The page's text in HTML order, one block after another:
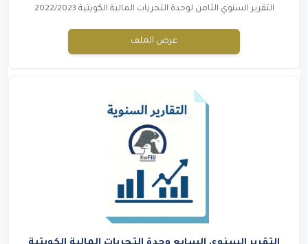
التقرير السنوي الثامن لوحدة التحريات المالية الكويتية 2022/2023
عرض الملف